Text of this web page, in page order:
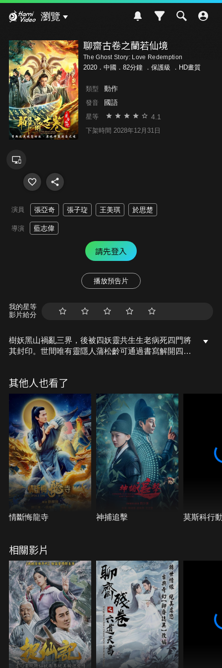
瀏覽
聊齋古卷之蘭若仙境
The Ghost Story: Love Redemption
2020．中國．82分鐘 ． 保護級 ．HD畫質
類型 動作
發音 國語
星等 4.1
下架時間 2028年12月31日
演員 張亞奇 張子琁 王美琪 於思楚
導演 藍志偉
請先登入
播放預告片
我的星等
影片給分
樹妖黑山禍亂三界，後被四妖靈共生生老病死四門將
其封印。世間唯有靈隱人蒲松齡可通過書寫解開四門
鬥之際，身形俱滅的天女借助蒲松齡的妻子甄娘化
形。帶蒲松齡一同前往妖界關閉三門，但其本就對髮
妻甄娘心生厭惡，闖關之際，一路上感受到和甄娘在
一起的點點滴滴，將黑山封印，但甄娘卻再也回不
來……
其他人也看了
情斷悔龍寺 神捕追擊 莫斯科行
相關影片